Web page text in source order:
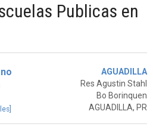
Publicas en
AGUADILLA
Res Agustin Stahl
Bo Borinquen
AGUADILLA, PR